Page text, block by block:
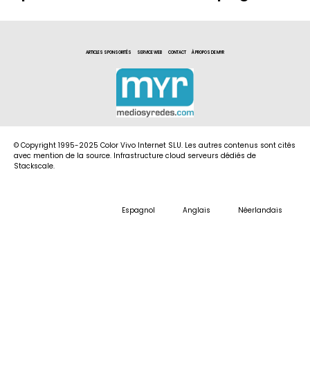
ARTICLES SPONSORITÉS SERVICE WEB CONTACT À PROPOS DE MYR
© Copyright 1995-2025 Color Vivo Internet SLU. Les autres contenus sont cités
avec mention de la source. Infrastructure cloud serveurs dédiés de
Stackscale.
Espagnol Anglais Néerlandais